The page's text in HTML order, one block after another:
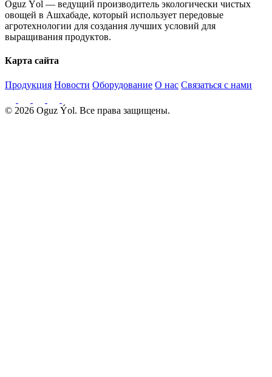
Oguz Ýol — ведущий производитель экологически чистых
овощей в Ашхабаде, который использует передовые
агротехнологии для создания лучших условий для
выращивания продуктов.
Карта сайта
Продукция Новости Оборудование О нас Связаться с нами
© 2026 Oguz Ýol. Все права защищены.